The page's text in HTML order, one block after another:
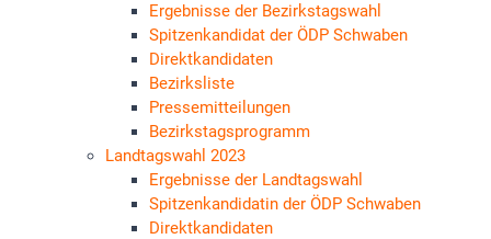
Ergebnisse der Bezirkstagswahl
Spitzenkandidat der ÖDP Schwaben
Direktkandidaten
Bezirksliste
Pressemitteilungen
Bezirkstagsprogramm
Landtagswahl 2023
Ergebnisse der Landtagswahl
Spitzenkandidatin der ÖDP Schwaben
Direktkandidaten